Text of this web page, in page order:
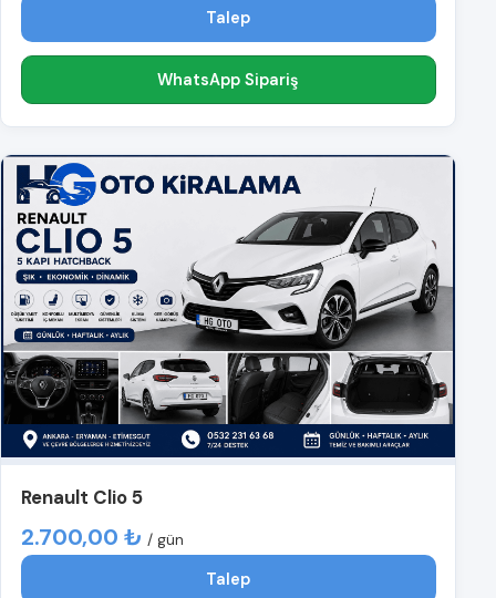
Talep
WhatsApp Sipariş
Renault Clio 5
2.700,00 ₺ / gün
Talep